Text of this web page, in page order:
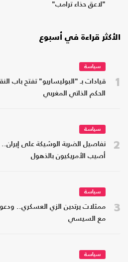
"لاعق حذاء ترامب"
الأكثر قراءة في أسبوع
1
سياسة
قيادات بـ "البوليساريو" تفتح باب
الحكم الذاتي المغربي
2
سياسة
تفاصيل الضربة الوشيكة على
أصيب الأمريكيون بالذهول
3
سياسة
ممثلات يرتدين الزي العسكري..
مع السيسي
سياسة